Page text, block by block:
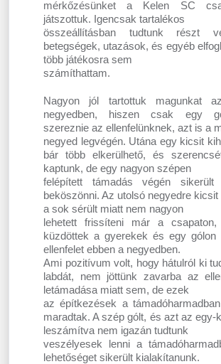
mérkőzésünket a Kelen SC
játszottuk. Igencsak tartalékos
összeállításban tudtunk részt
betegségek, utazások, és egyéb
több játékosra sem
számíthattam.
Nagyon jól tartottuk magunkat
negyedben, hiszen csak egy
szereznie az ellenfelünknek, azt is a
negyed legvégén. Utána egy kicsit
bár több elkerülhető, és
kaptunk, de egy nagyon szépen
felépített támadás végén
beköszönni. Az utolsó negyedre kicsit
a sok sérült miatt nem nagyon
lehetett frissíteni már a
küzdöttek a gyerekek és egy gólon
ellenfelet ebben a negyedben.
Ami pozitívum volt, hogy hátulról ki
labdát, nem jöttünk zavarba az
letámadása miatt sem, de ezek
az építkezések a
maradtak. A szép gólt, és azt az egy-
leszámítva nem igazán tudtunk
veszélyesek lenni a
lehetőséget sikerült kialakítanunk.